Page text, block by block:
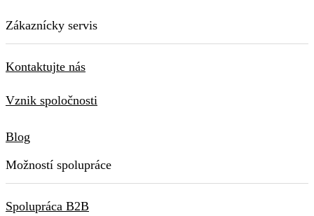
Zákaznícky servis
Kontaktujte nás
Vznik spoločnosti
Blog
Možností spolupráce
Spolupráca B2B